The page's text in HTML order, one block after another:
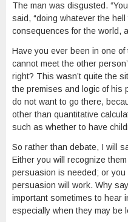
The man was disgusted.
said, “doing whatever the
consequences for the world,
Have you ever been in one
cannot meet the other
right? This wasn’t quite the
the premises and logic of his
do not want to go there,
other than quantitative
such as whether to have
So rather than debate, I will
Either you will recognize
persuasion is needed; or you
persuasion will work. Why
important sometimes to hear
especially when they may be